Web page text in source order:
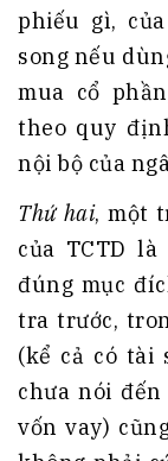
phiếu gì,
song nếu
mua cổ
theo quy
nội bộ của
Thứ hai, một
của TCTD
đúng mục
tra trước,
(kể cả có tài
chưa nói
vốn vay)